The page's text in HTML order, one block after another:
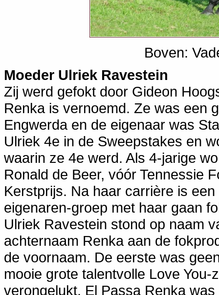
Boven:
Moeder Ulriek Ravestein
Zij werd gefokt door Gideon
Renka is vernoemd. Ze was een
Engwerda en de eigenaar was
Ulriek 4e in de Sweepstakes en
waarin ze 4e werd. Als 4-jarige
Ronald de Beer, vóór Tennessie
Kerstprijs. Na haar carrière is
eigenaren-groep met haar gaan
Ulriek Ravestein stond op naam
achternaam Renka aan de
de voornaam. De eerste was
mooie grote talentvolle Love
verongelukt. El Passa Renka